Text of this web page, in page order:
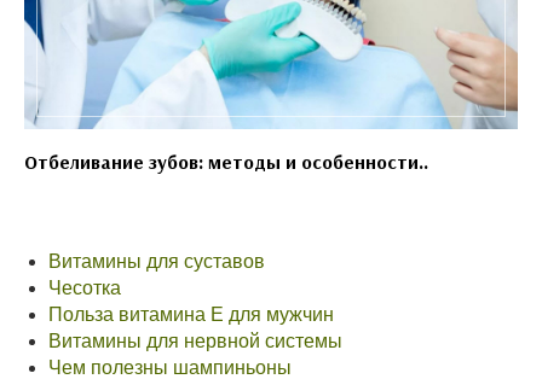
Отбеливание зубов: методы и особенности..
Витамины для суставов
Чесотка
Польза витамина Е для мужчин
Витамины для нервной системы
Чем полезны шампиньоны